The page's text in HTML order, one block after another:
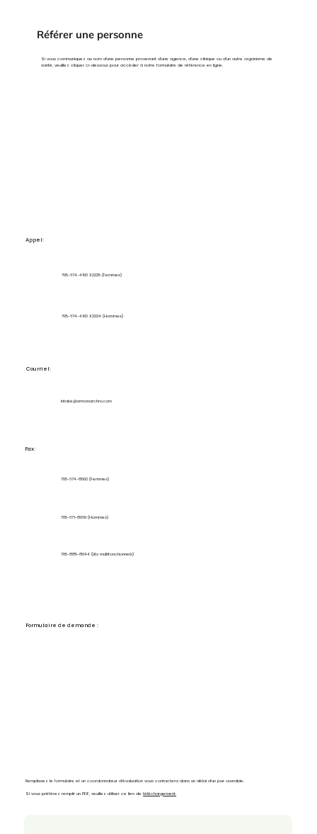
Référer une personne
Si vous communiquez au nom d’une personne provenant d’une agence, d’une clinique ou d’un autre organisme de
santé, veuillez cliquer ci-dessous pour accéder à notre formulaire de référence en ligne.
Appel:
705-674-4193X2225 (Femmes)
705-674-4193 X3224 (Hommes)
Courriel:
intake@srmonarchrs.com
Fax:
705-674-8002 (Femmes)
705-671-8069 (Hommes)
705-885-8044 (Lits multifonctionnels)
Formulaire de demande :
Remplissez le formulaire et un coordonnateur d’évaluation vous contactera dans un délai d’un jour ouvrable.
Si vous préférez remplir un PDF, veuillez utiliser ce lien detéléchargement.